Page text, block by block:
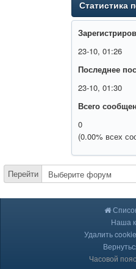
Статистика
23-10, 01:26
Последнее
23-10, 01:30
Всего
0
(0.00% всех
Перейти
Наша
Удалить
Часовой